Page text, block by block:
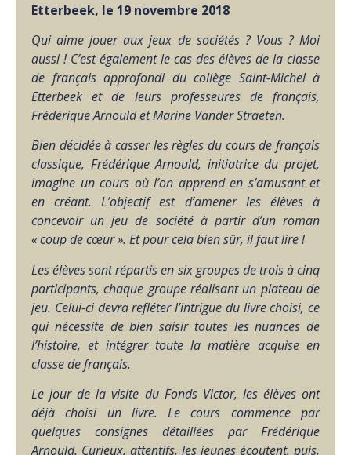
Etterbeek, le 19 novembre 2018
Qui aime jouer aux jeux de sociétés ? Vous ? Moi
aussi ! C’est également le cas des élèves de la classe
de français approfondi du collège Saint-Michel à
Etterbeek et de leurs professeures de français,
Frédérique Arnould et Marine Vander Straeten.
Bien décidée à casser les règles du cours de français
classique, Frédérique Arnould, initiatrice du projet,
imagine un cours où l’on apprend en s’amusant et
en créant. L’objectif est d’amener les élèves à
concevoir un jeu de société à partir d’un roman
« coup de cœur ». Et pour cela bien sûr, il faut lire !
Les élèves sont répartis en six groupes de trois à cinq
participants, chaque groupe réalisant un plateau de
jeu. Celui-ci devra refléter l’intrigue du livre choisi, ce
qui nécessite de bien saisir toutes les nuances de
l’histoire, et intégrer toute la matière acquise en
classe de français.
Le jour de la visite du Fonds Victor, les élèves ont
déjà choisi un livre. Le cours commence par
quelques consignes détaillées par Frédérique
Arnould. Curieux, attentifs, les jeunes écoutent, puis,